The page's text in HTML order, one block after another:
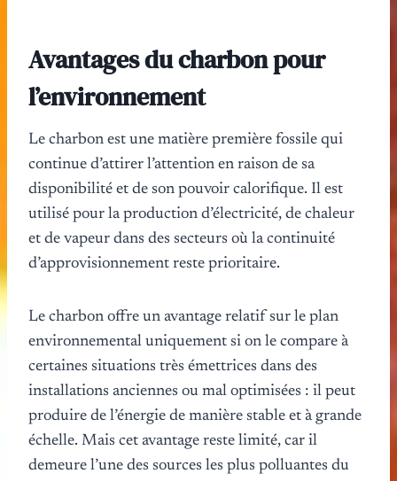
Avantages du charbon pour
l’environnement
Le charbon est une matière première fossile qui
continue d’attirer l’attention en raison de sa
disponibilité et de son pouvoir calorifique. Il est
utilisé pour la production d’électricité, de chaleur
et de vapeur dans des secteurs où la continuité
d’approvisionnement reste prioritaire.
Le charbon offre un avantage relatif sur le plan
environnemental uniquement si on le compare à
certaines situations très émettrices dans des
installations anciennes ou mal optimisées : il peut
produire de l’énergie de manière stable et à grande
échelle. Mais cet avantage reste limité, car il
demeure l’une des sources les plus polluantes du